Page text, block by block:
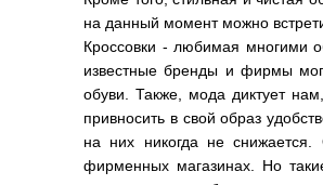
на данный момент можно
Кроссовки - любимая многими
известные бренды и фирмы
обуви. Также, мода диктует
привносить в свой образ
на них никогда не снижается.
фирменных магазинах. Но